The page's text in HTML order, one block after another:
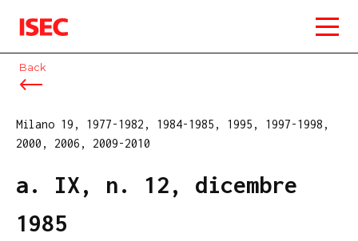
ISEC
Back
Milano 19, 1977-1982, 1984-1985, 1995, 1997-1998,
2000, 2006, 2009-2010
a. IX, n. 12, dicembre
1985